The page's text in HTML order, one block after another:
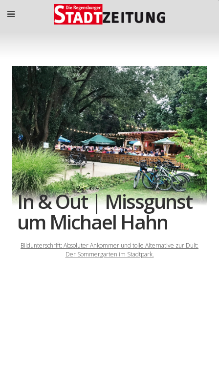
In & Out | Missgunst
um Michael Hahn
Bildunterschrift: Absoluter Ankommer und tolle Alternative zur Dult:
Der Sommergarten im Stadtpark.